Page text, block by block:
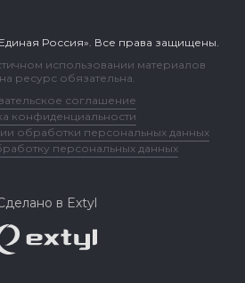
Россия». Все права защищены.
использовании материалов
ресурс обязательна.
соглашение
конфиденциальности
обработки персональных данных
персональных данных
в Extyl